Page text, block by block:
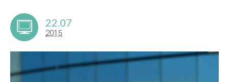
22.07
2015